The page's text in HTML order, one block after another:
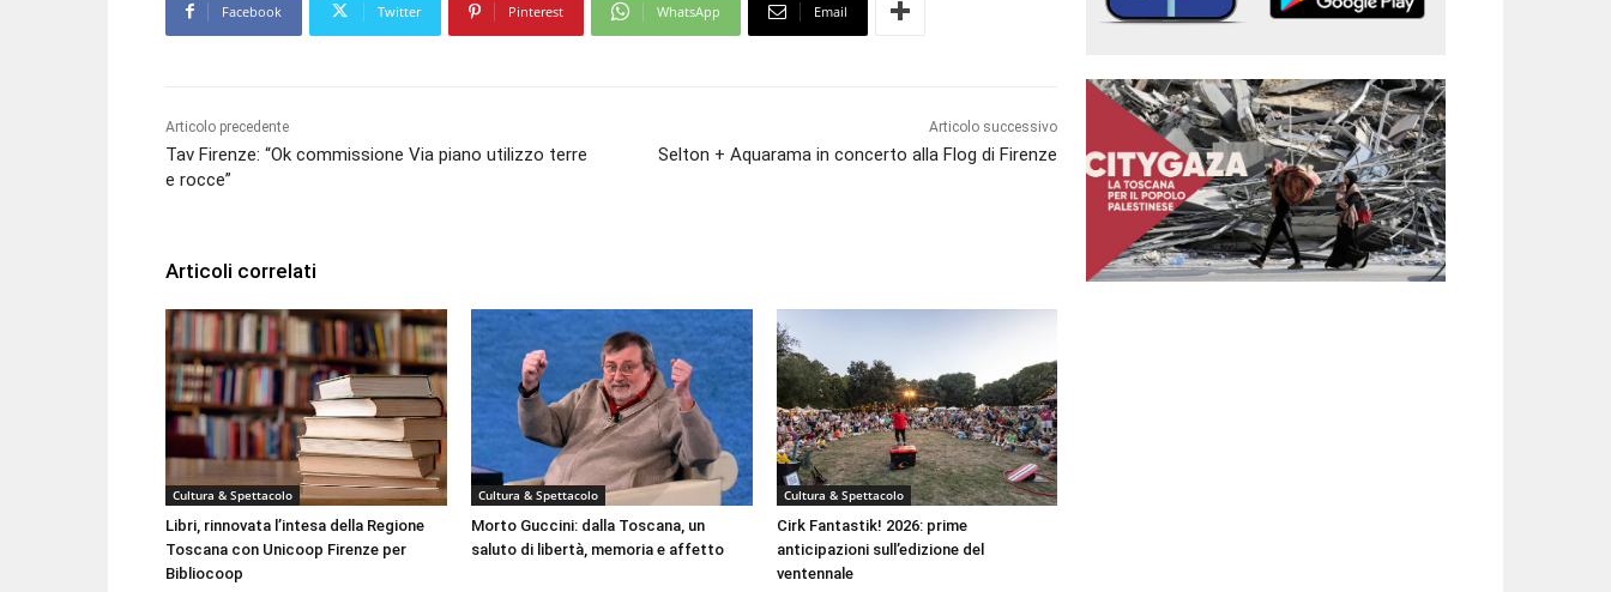
Facebook Twitter Pinterest WhatsApp Email
Articolo precedente
Tav Firenze: “Ok commissione Via piano utilizzo terre
e rocce”
Articolo successivo
Selton + Aquarama in concerto alla Flog di Firenze
Articoli correlati
Cultura & Spettacolo
Libri, rinnovata l’intesa della Regione
Toscana con Unicoop Firenze per
Bibliocoop
Cultura & Spettacolo
Morto Guccini: dalla Toscana, un
saluto di libertà, memoria e affetto
Cultura & Spettacolo
Cirk Fantastik! 2026: prime
anticipazioni sull’edizione del
ventennale